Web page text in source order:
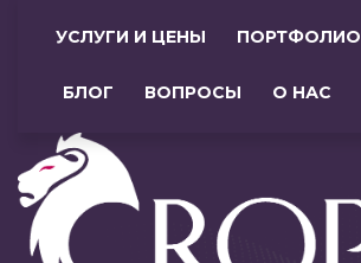
УСЛУГИ И ЦЕНЫ ПОРТФОЛИО
БЛОГ ВОПРОСЫ О НАС